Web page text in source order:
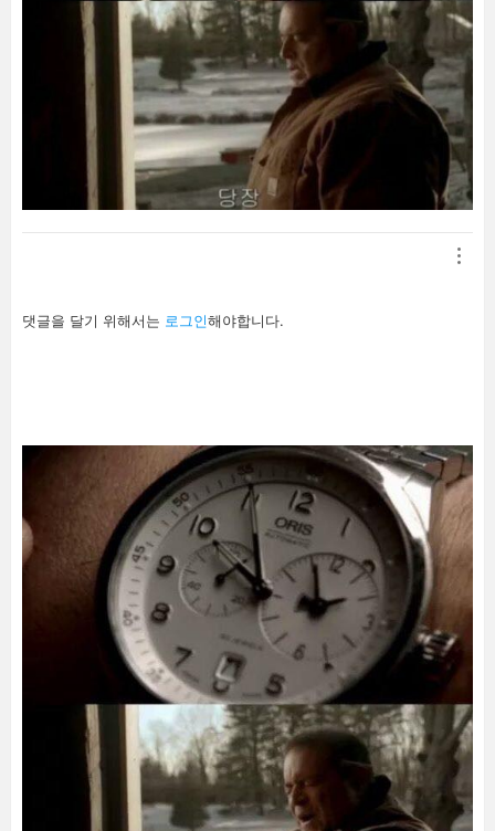
답
글
댓글을 달기 위해서는 로그인해야합니다.